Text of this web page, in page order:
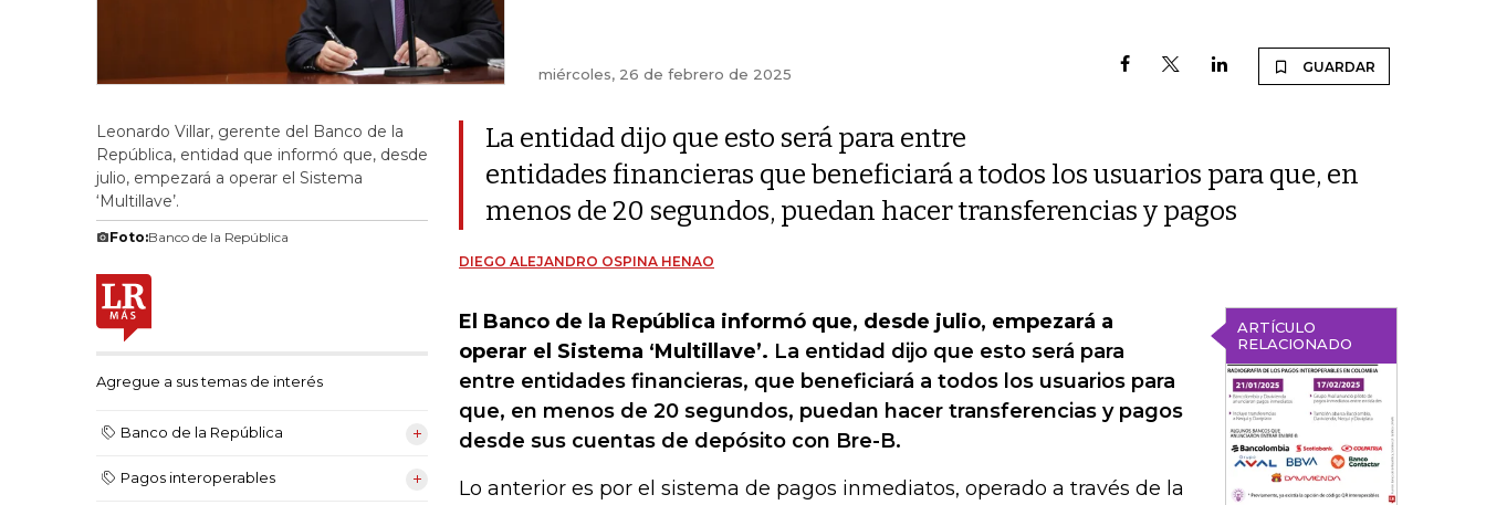
miércoles, 26 de febrero de 2025 GUARDAR
Leonardo Villar, gerente del Banco de la
República, entidad que informó que, desde
julio, empezará a operar el Sistema
‘Multillave’.
Foto:Banco de la República
Agregue a sus temas de interés
Banco de la República
Pagos interoperables
La entidad dijo que esto será para entre
entidades financieras que beneficiará a todos los usuarios para que, en
menos de 20 segundos, puedan hacer transferencias y pagos
DIEGO ALEJANDRO OSPINA HENAO
ARTÍCULO
RELACIONADO
El Banco de la República informó que, desde julio, empezará a
operar el Sistema ‘Multillave’. La entidad dijo que esto será para
entre entidades financieras, que beneficiará a todos los usuarios para
que, en menos de 20 segundos, puedan hacer transferencias y pagos
desde sus cuentas de depósito con Bre-B.
Lo anterior es por el sistema de pagos inmediatos, operado a través de la